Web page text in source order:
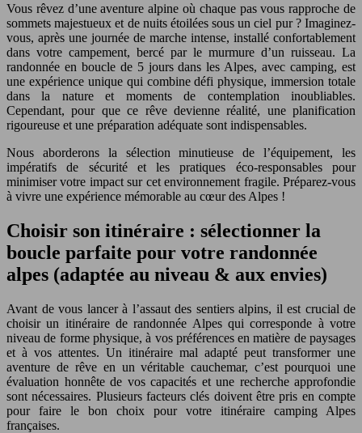
Vous rêvez d’une aventure alpine où chaque pas vous rapproche de
sommets majestueux et de nuits étoilées sous un ciel pur ? Imaginez-
vous, après une journée de marche intense, installé confortablement
dans votre campement, bercé par le murmure d’un ruisseau. La
randonnée en boucle de 5 jours dans les Alpes, avec camping, est
une expérience unique qui combine défi physique, immersion totale
dans la nature et moments de contemplation inoubliables.
Cependant, pour que ce rêve devienne réalité, une planification
rigoureuse et une préparation adéquate sont indispensables.
Nous aborderons la sélection minutieuse de l’équipement, les
impératifs de sécurité et les pratiques éco-responsables pour
minimiser votre impact sur cet environnement fragile. Préparez-vous
à vivre une expérience mémorable au cœur des Alpes !
Choisir son itinéraire : sélectionner la
boucle parfaite pour votre randonnée
alpes (adaptée au niveau & aux envies)
Avant de vous lancer à l’assaut des sentiers alpins, il est crucial de
choisir un itinéraire de randonnée Alpes qui corresponde à votre
niveau de forme physique, à vos préférences en matière de paysages
et à vos attentes. Un itinéraire mal adapté peut transformer une
aventure de rêve en un véritable cauchemar, c’est pourquoi une
évaluation honnête de vos capacités et une recherche approfondie
sont nécessaires. Plusieurs facteurs clés doivent être pris en compte
pour faire le bon choix pour votre itinéraire camping Alpes
françaises.